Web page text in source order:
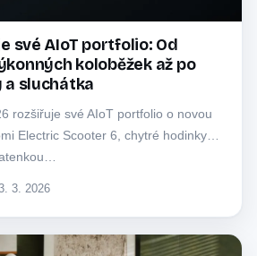
své AIoT portfolio: Od
koloběžek až po
sluchátka
rozšiřuje své AIoT portfolio o novou
Electric Scooter 6, chytré hodinky
3. 2026